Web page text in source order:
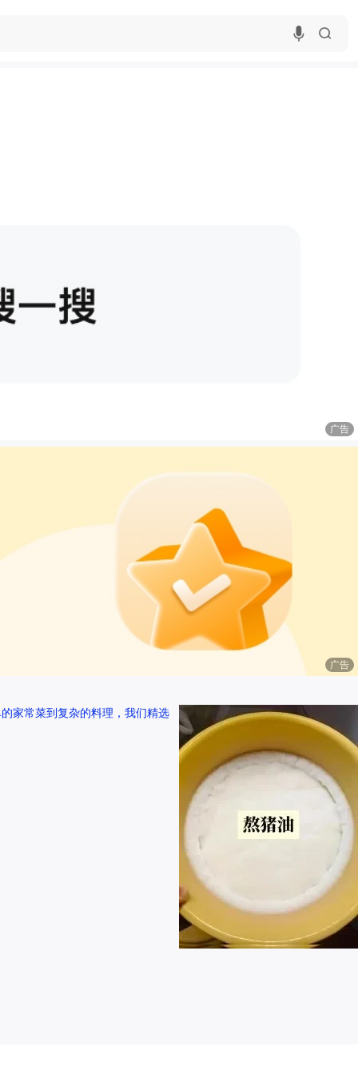
广告
广告
家常菜到复杂的料理，我们精选